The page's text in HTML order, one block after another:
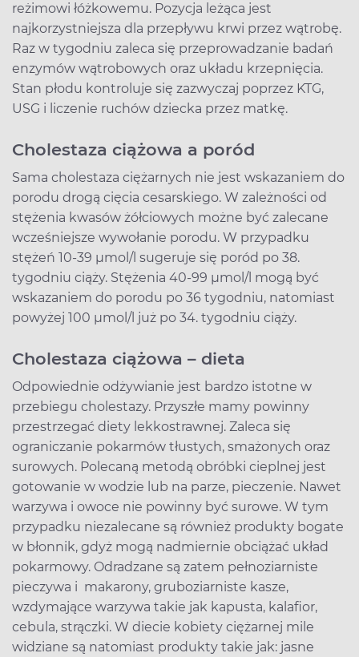
reżimowi łóżkowemu. Pozycja leżąca jest
najkorzystniejsza dla przepływu krwi przez wątrobę.
Raz w tygodniu zaleca się przeprowadzanie badań
enzymów wątrobowych oraz układu krzepnięcia.
Stan płodu kontroluje się zazwyczaj poprzez KTG,
USG i liczenie ruchów dziecka przez matkę.
Cholestaza ciążowa a poród
Sama cholestaza ciężarnych nie jest wskazaniem do
porodu drogą cięcia cesarskiego. W zależności od
stężenia kwasów żółciowych możne być zalecane
wcześniejsze wywołanie porodu. W przypadku
stężeń 10-39 µmol/l sugeruje się poród po 38.
tygodniu ciąży. Stężenia 40-99 µmol/l mogą być
wskazaniem do porodu po 36 tygodniu, natomiast
powyżej 100 µmol/l już po 34. tygodniu ciąży.
Cholestaza ciążowa – dieta
Odpowiednie odżywianie jest bardzo istotne w
przebiegu cholestazy. Przyszłe mamy powinny
przestrzegać diety lekkostrawnej. Zaleca się
ograniczanie pokarmów tłustych, smażonych oraz
surowych. Polecaną metodą obróbki cieplnej jest
gotowanie w wodzie lub na parze, pieczenie. Nawet
warzywa i owoce nie powinny być surowe. W tym
przypadku niezalecane są również produkty bogate
w błonnik, gdyż mogą nadmiernie obciążać układ
pokarmowy. Odradzane są zatem pełnoziarniste
pieczywa i makarony, gruboziarniste kasze,
wzdymające warzywa takie jak kapusta, kalafior,
cebula, strączki. W diecie kobiety ciężarnej mile
widziane są natomiast produkty takie jak: jasne